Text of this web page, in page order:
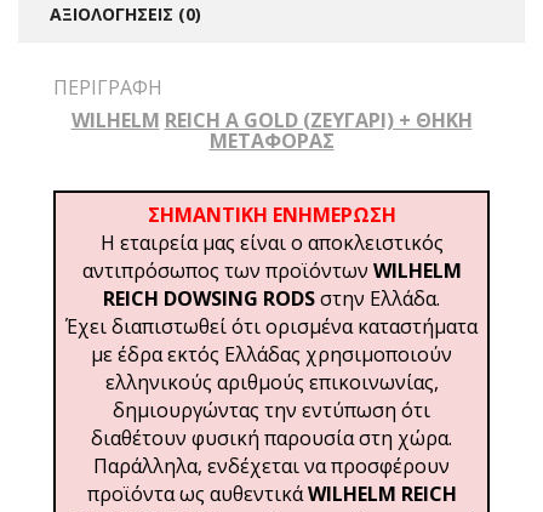
ΑΞΙΟΛΟΓΉΣΕΙΣ (0)
ΠΕΡΙΓΡΑΦΉ
WILHELM REICH Α GOLD (ΖΕΥΓΆΡΙ) + ΘΉΚΗ
ΜΕΤΑΦΟΡΆΣ
ΣΗΜΑΝΤΙΚΗ ΕΝΗΜΕΡΩΣΗ
Η εταιρεία μας είναι ο αποκλειστικός
αντιπρόσωπος των προϊόντων WILHELM
REICH DOWSING RODSστην Ελλάδα.
Έχει διαπιστωθεί ότι ορισμένα καταστήματα
με έδρα εκτός Ελλάδας χρησιμοποιούν
ελληνικούς αριθμούς επικοινωνίας,
δημιουργώντας την εντύπωση ότι
διαθέτουν φυσική παρουσία στη χώρα.
Παράλληλα, ενδέχεται να προσφέρουν
προϊόντα ως αυθεντικάWILHELM REICH